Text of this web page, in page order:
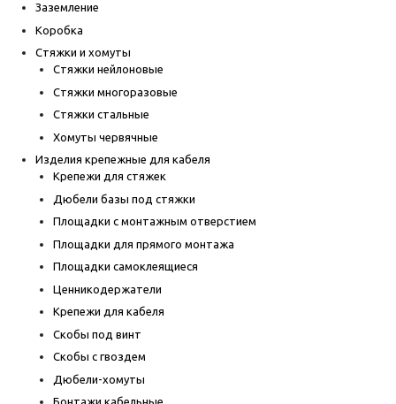
Заземление
Коробка
Стяжки и хомуты
Стяжки нейлоновые
Стяжки многоразовые
Стяжки стальные
Хомуты червячные
Изделия крепежные для кабеля
Крепежи для стяжек
Дюбели базы под стяжки
Площадки с монтажным отверстием
Площадки для прямого монтажа
Площадки самоклеящиеся
Ценникодержатели
Крепежи для кабеля
Скобы под винт
Скобы с гвоздем
Дюбели-хомуты
Бонтажи кабельные